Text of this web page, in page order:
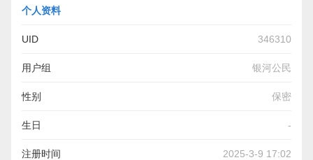
个人资料
UID 346310
用户组 银河公民
性别 保密
生日 -
注册时间 2025-3-9 17:02